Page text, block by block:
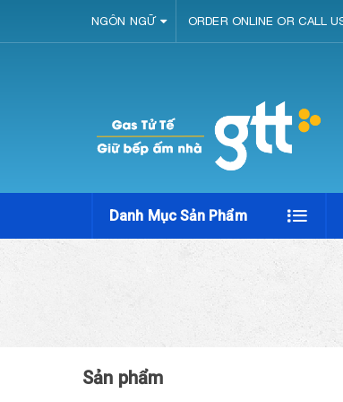
NGÔN NGỮ ORDER ONLINE OR CALL
Danh Mục Sản Phẩm
Sản phẩm